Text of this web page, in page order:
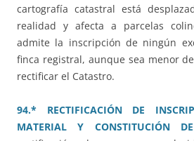
cartografía catastral está
realidad y afecta a parcelas
admite la inscripción de ningún
finca registral, aunque sea menor
rectificar el Catastro.
94.* RECTIFICACIÓN DE
MATERIAL Y CONSTITUCIÓN DE